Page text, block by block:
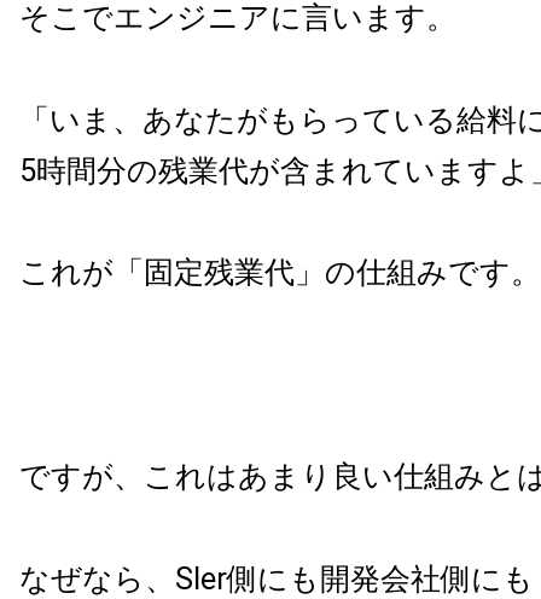
そこでエンジニアに言います。
「いま、あなたがもらっている給料
5時間分の残業代が含まれていますよ
これが「固定残業代」の仕組みです。
ですが、これはあまり良い仕組みと
なぜなら、SIer側にも開発会社側に